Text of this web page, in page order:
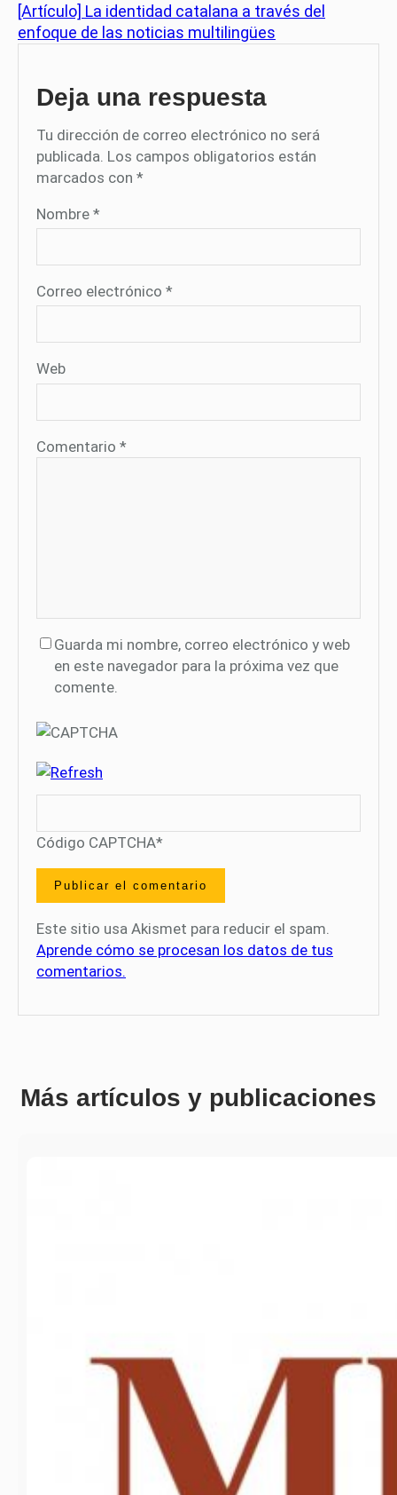
[Artículo] La identidad catalana a través del
enfoque de las noticias multilingües
Deja una respuesta
Tu dirección de correo electrónico no será
publicada. Los campos obligatorios están
marcados con *
Nombre *
Correo electrónico *
Web
Comentario *
Guarda mi nombre, correo electrónico y web
en este navegador para la próxima vez que
comente.
Código CAPTCHA*
Este sitio usa Akismet para reducir el spam.
Aprende cómo se procesan los datos de tus
comentarios.
Más artículos y publicaciones